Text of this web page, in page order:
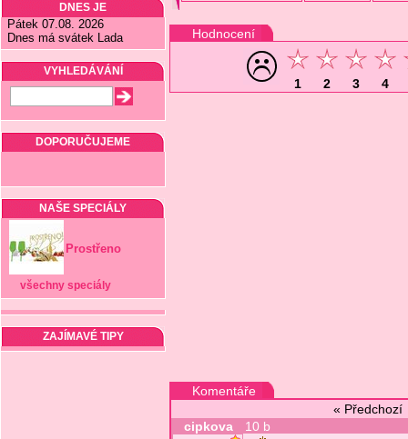
DNES JE
Pátek 07.08. 2026
Dnes má svátek Lada
VYHLEDÁVÁNÍ
DOPORUČUJEME
NAŠE SPECIÁLY
Prostřeno
všechny speciály
ZAJÍMAVÉ TIPY
Hodnocení
1 2 3 4
Komentáře
«
cipkova
10 b